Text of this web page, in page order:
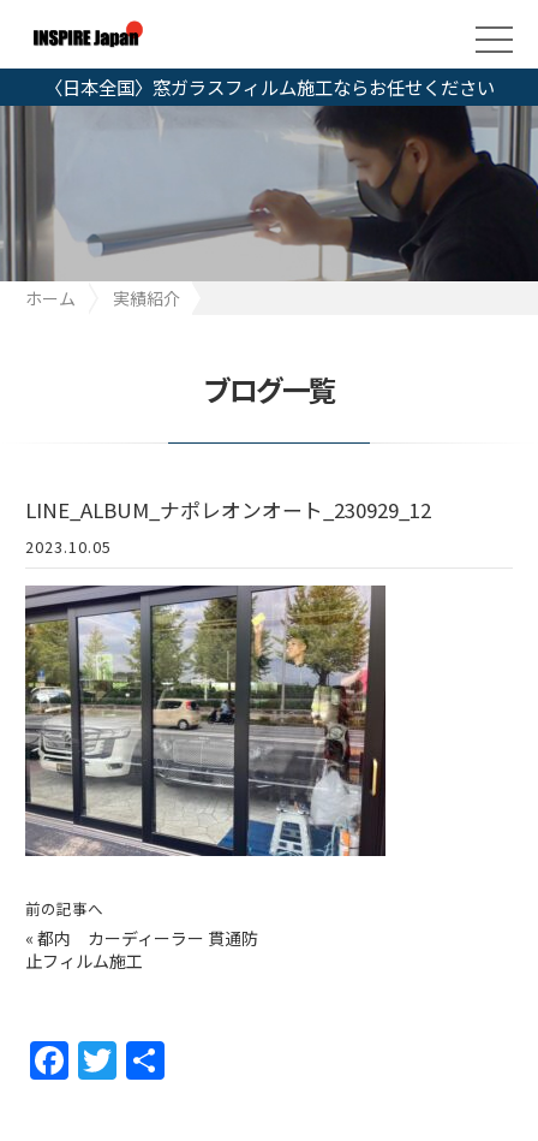
〈日本全国〉窓ガラスフィルム施工ならお任せください
ホーム
実績紹介
ブログ一覧
LINE_ALBUM_ナポレオンオート_230929_12
2023.10.05
前の記事へ
« 都内 カーディーラー 貫通防
止フィルム施工
F
a
T
w